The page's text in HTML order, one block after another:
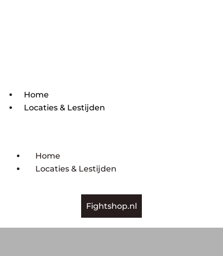
Home
Locaties & Lestijden
Home
Locaties & Lestijden
Fightshop.nl